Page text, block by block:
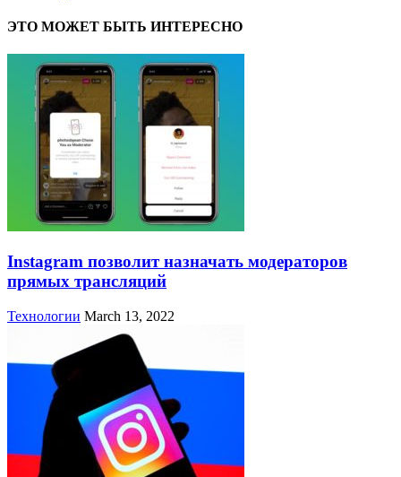
ЭТО МОЖЕТ БЫТЬ ИНТЕРЕСНО
Instagram позволит назначать модераторов
прямых трансляций
Технологии March 13, 2022